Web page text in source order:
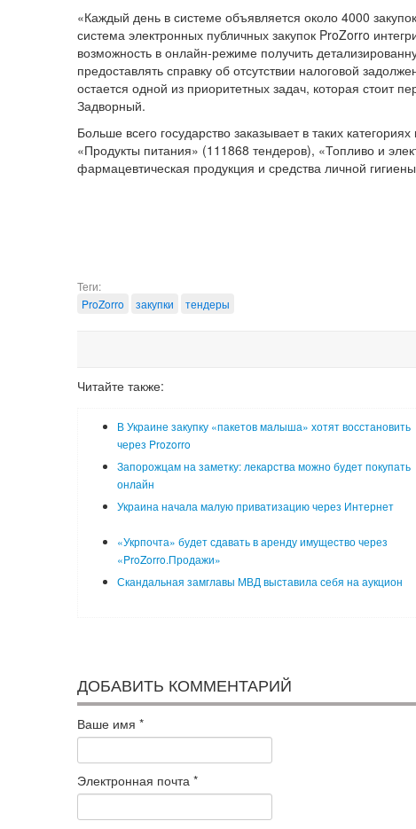
«Каждый день в системе объявляется около 4000
система электронных публичных закупок ProZorro
возможность в онлайн-режиме получить
предоставлять справку об отсутствии налоговой
остается одной из приоритетных задач, которая стоит
Задворный.
Больше всего государство заказывает в таких
«Продукты питания» (111868 тендеров), «Топливо и
фармацевтическая продукция и средства личной
Теги:
ProZorro
закупки тендеры
Читайте также:
В Украине закупку «пакетов малыша» хотят восстановить
через Prozorro
Запорожцам на заметку: лекарства можно будет покупать
онлайн
Украина начала малую приватизацию через Интернет
«Укрпочта» будет сдавать в аренду имущество через
«ProZorro.Продажи»
Скандальная замглавы МВД выставила себя на аукцион
ДОБАВИТЬ КОММЕНТАРИЙ
Ваше имя *
Электронная почта *